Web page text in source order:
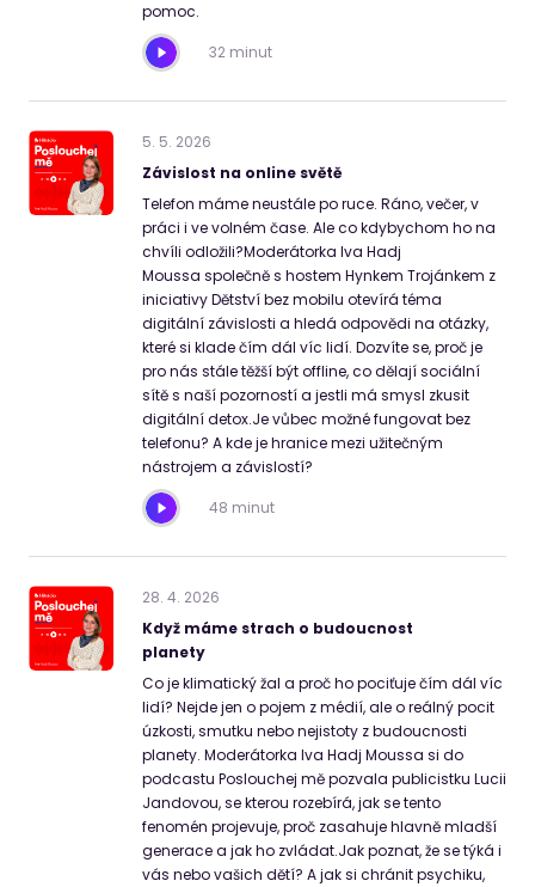
pomoc.
32 minut
5. 5. 2026
Závislost na online světě
Telefon máme neustále po ruce. Ráno, večer, v
práci i ve volném čase. Ale co kdybychom ho na
chvíli odložili?Moderátorka Iva Hadj
Moussa společně s hostem Hynkem Trojánkem z
iniciativy Dětství bez mobilu otevírá téma
digitální závislosti a hledá odpovědi na otázky,
které si klade čím dál víc lidí. Dozvíte se, proč je
pro nás stále těžší být offline, co dělají sociální
sítě s naší pozorností a jestli má smysl zkusit
digitální detox.Je vůbec možné fungovat bez
telefonu? A kde je hranice mezi užitečným
nástrojem a závislostí?
48 minut
28. 4. 2026
Když máme strach o budoucnost
planety
Co je klimatický žal a proč ho pociťuje čím dál víc
lidí? Nejde jen o pojem z médií, ale o reálný pocit
úzkosti, smutku nebo nejistoty z budoucnosti
planety. Moderátorka Iva Hadj Moussa si do
podcastu Poslouchej mě pozvala publicistku Lucii
Jandovou, se kterou rozebírá, jak se tento
fenomén projevuje, proč zasahuje hlavně mladší
generace a jak ho zvládat.Jak poznat, že se týká i
vás nebo vašich dětí? A jak si chránit psychiku,